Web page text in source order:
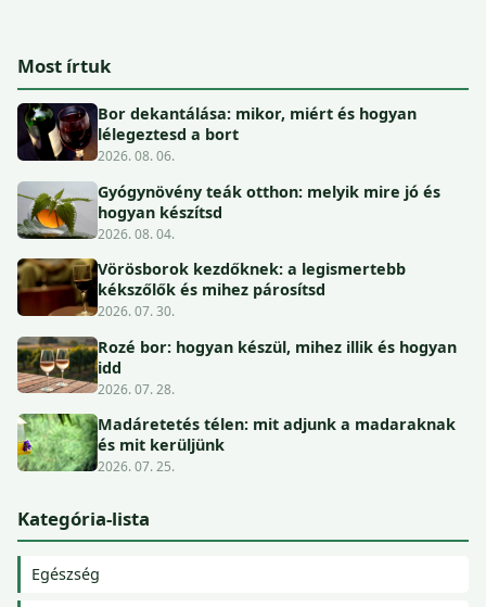
Most írtuk
Bor dekantálása: mikor, miért és hogyan
lélegeztesd a bort
2026. 08. 06.
Gyógynövény teák otthon: melyik mire jó és
hogyan készítsd
2026. 08. 04.
Vörösborok kezdőknek: a legismertebb
kékszőlők és mihez párosítsd
2026. 07. 30.
Rozé bor: hogyan készül, mihez illik és hogyan
idd
2026. 07. 28.
Madáretetés télen: mit adjunk a madaraknak
és mit kerüljünk
2026. 07. 25.
Kategória-lista
Egészség